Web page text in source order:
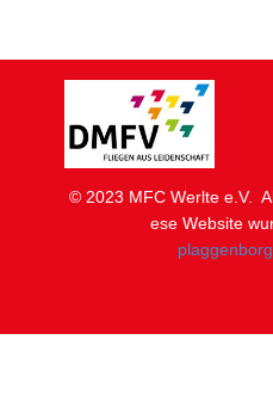
© 2023 MFC Werlte e.V.
ese Website